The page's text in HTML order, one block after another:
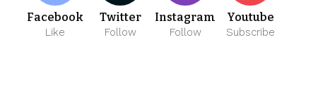
Facebook
Like
Twitter
Follow
Instagram
Follow
Youtube
Subscribe